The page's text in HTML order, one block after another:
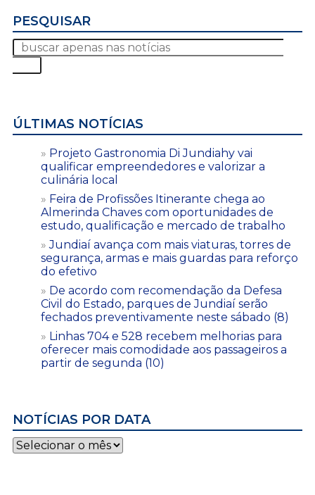
PESQUISAR
ÚLTIMAS NOTÍCIAS
Projeto Gastronomia Di Jundiahy vai
qualificar empreendedores e valorizar a
culinária local
Feira de Profissões Itinerante chega ao
Almerinda Chaves com oportunidades de
estudo, qualificação e mercado de trabalho
Jundiaí avança com mais viaturas, torres de
segurança, armas e mais guardas para reforço
do efetivo
De acordo com recomendação da Defesa
Civil do Estado, parques de Jundiaí serão
fechados preventivamente neste sábado (8)
Linhas 704 e 528 recebem melhorias para
oferecer mais comodidade aos passageiros a
partir de segunda (10)
NOTÍCIAS POR DATA
Notícias
por